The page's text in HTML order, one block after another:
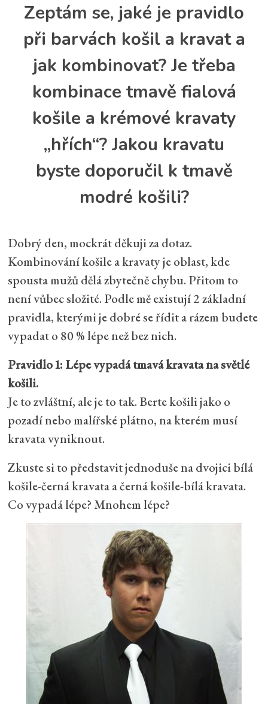
Zeptám se, jaké je pravidlo
při barvách košil a kravat a
jak kombinovat? Je třeba
kombinace tmavě fialová
košile a krémové kravaty
„hřích“? Jakou kravatu
byste doporučil k tmavě
modré košili?
Dobrý den, mockrát děkuji za dotaz.
Kombinování košile a kravaty je oblast, kde
spousta mužů dělá zbytečně chybu. Přitom to
není vůbec složité. Podle mě existují 2 základní
pravidla, kterými je dobré se řídit a rázem budete
vypadat o 80 % lépe než bez nich.
Pravidlo 1: Lépe vypadá tmavá kravata na světlé
košili.
Je to zvláštní, ale je to tak. Berte košili jako o
pozadí nebo malířské plátno, na kterém musí
kravata vyniknout.
Zkuste si to představit jednoduše na dvojici bílá
košile-černá kravata a černá košile-bílá kravata.
Co vypadá lépe? Mnohem lépe?